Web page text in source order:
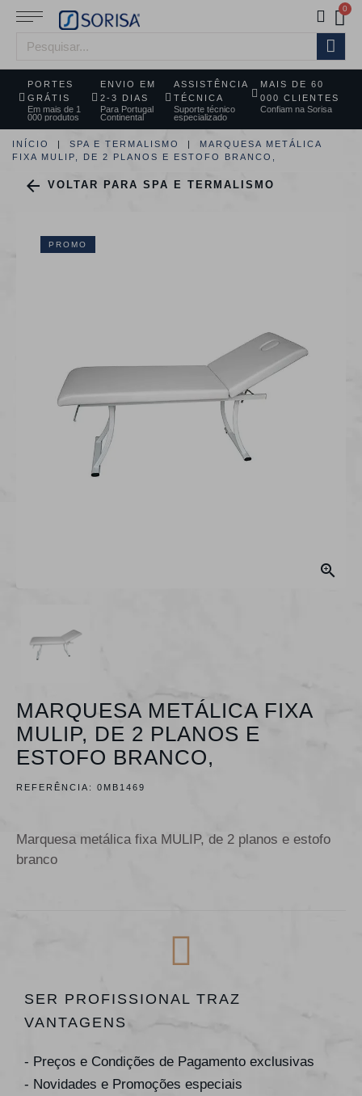
PORTES
GRÁTIS
Em mais de 1
000 produtos
ENVIO EM
2-3 DIAS
Para Portugal
Continental
ASSISTÊNCIA
TÉCNICA
Suporte técnico
especializado
MAIS DE 60
000 CLIENTES
Confiam na Sorisa
INÍCIO SPA E TERMALISMO
MARQUESA METÁLICA
FIXA MULIP, DE 2 PLANOS E ESTOFO BRANCO,
 VOLTAR PARA SPA E TERMALISMO
PROMO

MARQUESA METÁLICA FIXA
MULIP, DE 2 PLANOS E
ESTOFO BRANCO,
REFERÊNCIA: 0MB1469
Marquesa metálica fixa MULIP, de 2 planos e estofo
branco
SER PROFISSIONAL TRAZ
VANTAGENS
- Preços e Condições de Pagamento exclusivas
- Novidades e Promoções especiais